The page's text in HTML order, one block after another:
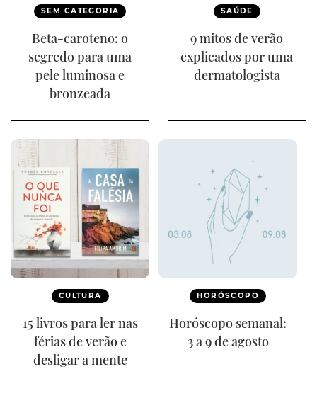
SEM CATEGORIA
Beta-caroteno: o
segredo para uma
pele luminosa e
bronzeada
SAÚDE
9 mitos de verão
explicados por uma
dermatologista
CULTURA
15 livros para ler nas
férias de verão e
desligar a mente
HORÓSCOPO
Horóscopo semanal:
3 a 9 de agosto